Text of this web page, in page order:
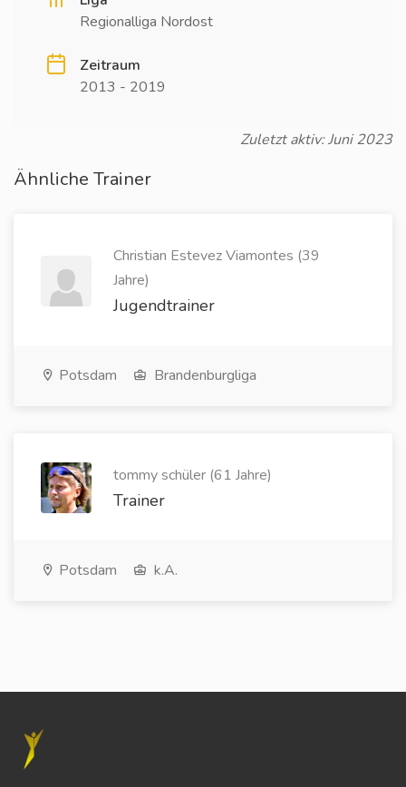
Regionalliga Nordost
Zeitraum
2013 - 2019
Zuletzt aktiv: Juni 2023
Ähnliche Trainer
Christian Estevez Viamontes (39
Jahre)
Jugendtrainer
Potsdam Brandenburgliga
tommy schüler (61 Jahre)
Trainer
Potsdam k.A.